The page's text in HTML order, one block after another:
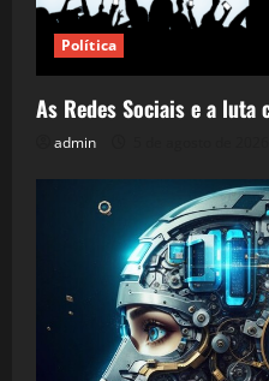
Política
As Redes Sociais e a luta
admin